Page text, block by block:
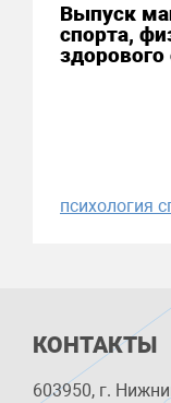
Выпуск
спорта,
психология
КОНТАКТЫ
603950, г.